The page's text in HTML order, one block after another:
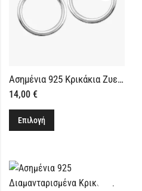
Ασημένια 925 Κρικάκια Ζυεγάρι 16mm
14,00 €
Επιλογή